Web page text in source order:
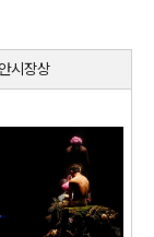
시장상